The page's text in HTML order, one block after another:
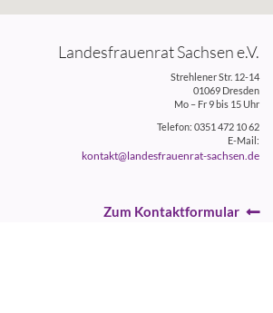
Landesfrauenrat Sachsen e.V.
Strehlener Str. 12-14
01069 Dresden
Mo – Fr 9 bis 15 Uhr
Telefon: 0351 472 10 62
E-Mail:
kontakt@landesfrauenrat-sachsen.de
Zum Kontaktformular